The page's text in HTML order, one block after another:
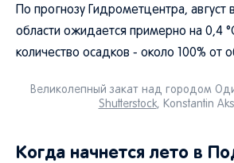
По прогнозу Гидрометцентра, август
области ожидается примерно на 0,4
количество осадков - около 100% от
Великолепный закат над городом
Shutterstock, Konstantin
Когда начнется лето в